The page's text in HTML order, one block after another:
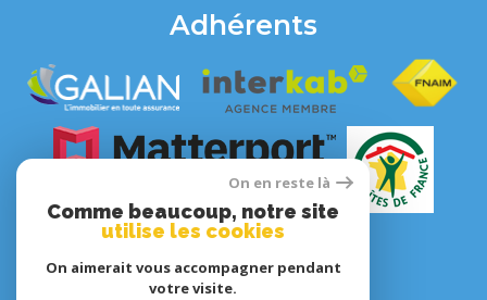
Adhérents
On en reste là
Comme beaucoup, notre site
utilise les cookies
On aimerait vous accompagner pendant
votre visite.